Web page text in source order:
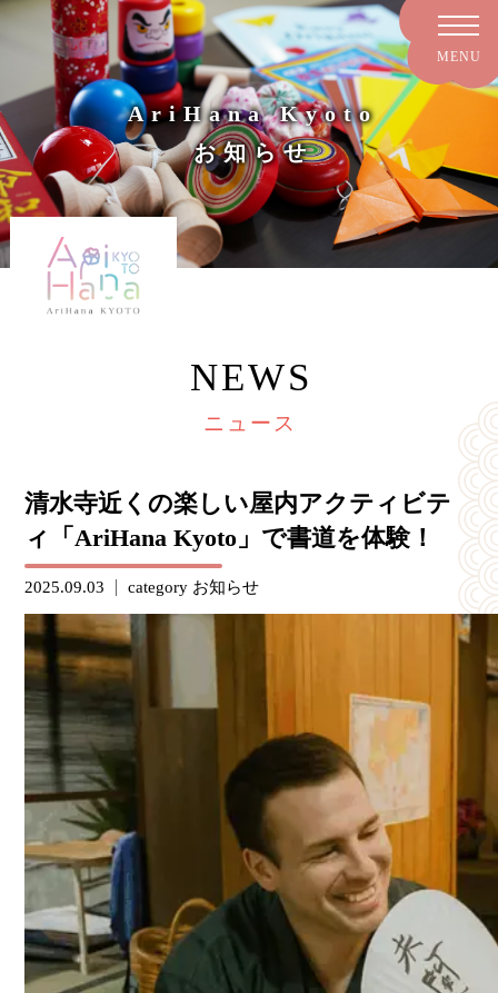
AriHana Kyoto
お知らせ
NEWS
ニュース
清水寺近くの楽しい屋内アクティビテ
ィ「AriHana Kyoto」で書道を体験！
2025.09.03 category お知らせ